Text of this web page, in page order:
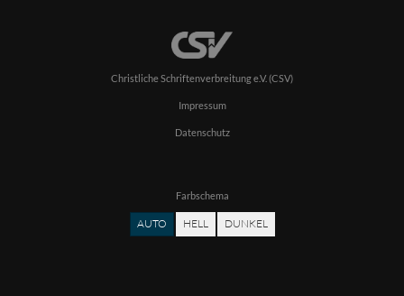
Christliche Schriftenverbreitung e.V. (CSV)
Impressum
Datenschutz
Farbschema
AUTO HELL DUNKEL